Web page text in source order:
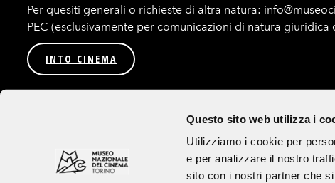
Questo sito web utilizza i
Utilizziamo i cookie per
e per analizzare il nostro
sito con i nostri partner che
Per quesiti generali o richieste di altra natura:
PEC (esclusivamente per comunicazioni di natura
INTO CINEMA
Tutte le immagini utilizzate sul sito e sui canali social sono ad uso esclusivo di